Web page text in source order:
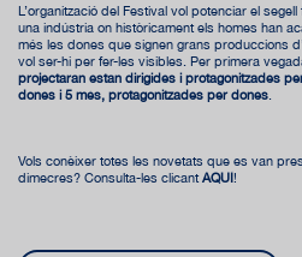
L’organització del Festival vol potenciar el
una indústria on històricament els homes han
més les dones que signen grans produccions
vol ser-hi per fer-les visibles. Per primera
projectaran estan dirigides i protagonitzades
dones i 5 més, protagonitzades per dones
Vols conèixer totes les novetats que es van
dimecres? Consulta-les clicantAQUÍ!